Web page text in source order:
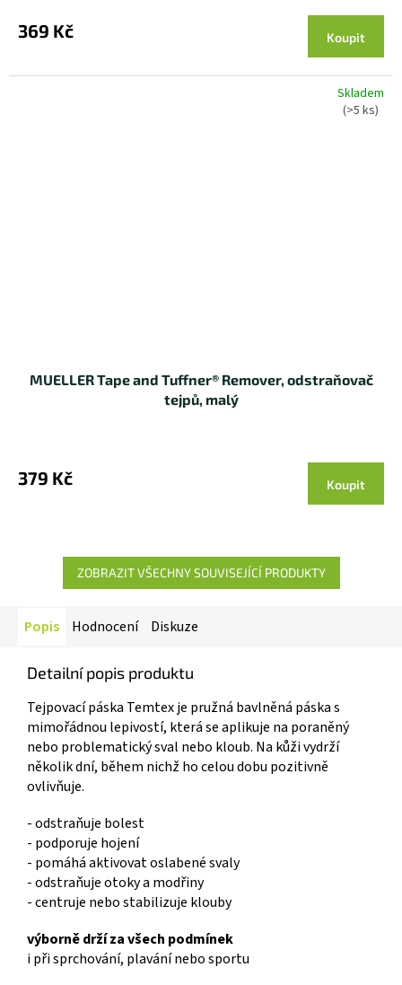
369 Kč Koupit
Skladem
(>5 ks)
MUELLER Tape and Tuffner® Remover, odstraňovač
tejpů, malý
379 Kč Koupit
ZOBRAZIT VŠECHNY SOUVISEJÍCÍ PRODUKTY
Popis Hodnocení Diskuze
Detailní popis produktu
Tejpovací páska Temtex je pružná bavlněná páska s
mimořádnou lepivostí, která se aplikuje na poraněný
nebo problematický sval nebo kloub. Na kůži vydrží
několik dní, během nichž ho celou dobu pozitivně
ovlivňuje.
- odstraňuje bolest
- podporuje hojení
- pomáhá aktivovat oslabené svaly
- odstraňuje otoky a modřiny
- centruje nebo stabilizuje klouby
výborně drží za všech podmínek
i při sprchování, plavání nebo sportu